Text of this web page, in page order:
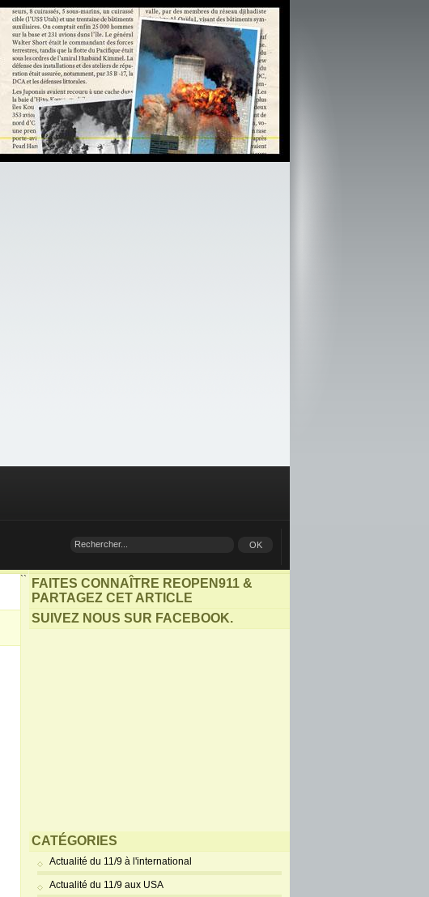
``
FAITES CONNAÎTRE REOPEN911 &
PARTAGEZ CET ARTICLE
SUIVEZ NOUS SUR FACEBOOK.
CATÉGORIES
Actualité du 11/9 à l'international
Actualité du 11/9 aux USA